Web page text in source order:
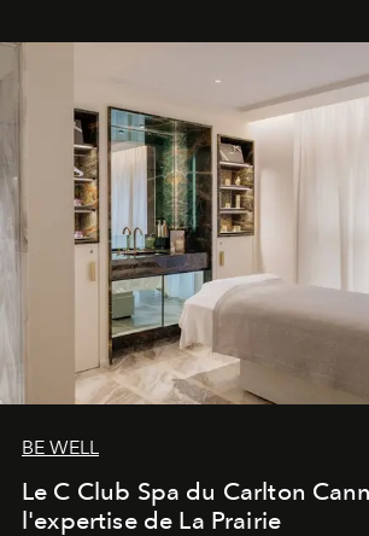
BE WELL
Le C Club Spa du Carlton
l'expertise de La Prairie